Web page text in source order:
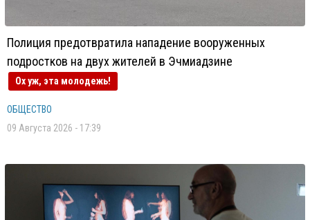
Полиция предотвратила нападение вооруженных
подростков на двух жителей в Эчмиадзине
Ох уж, эта молодежь!
ОБЩЕСТВО
09 Августа 2026 - 17:39